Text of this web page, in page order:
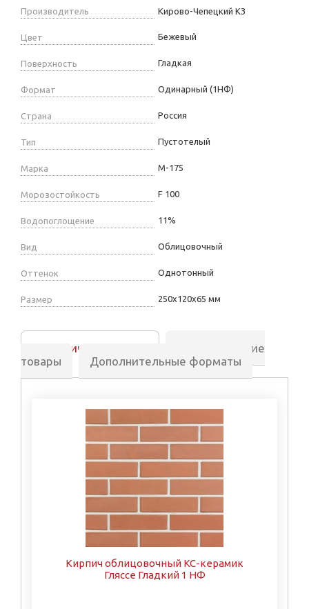
Производитель Кирово-Чепецкий КЗ
Цвет Бежевый
Поверхность Гладкая
Формат Одинарный (1НФ)
Страна Россия
Тип Пустотелый
Марка М-175
Морозостойкость F 100
Водопоглощение 11%
Вид Облицовочный
Оттенок Однотонный
Размер 250х120х65 мм
Аналогичные товары
Сопутствующие
товары
Дополнительные форматы
Кирпич облицовочный КС-керамик
Гляссе Гладкий 1 НФ